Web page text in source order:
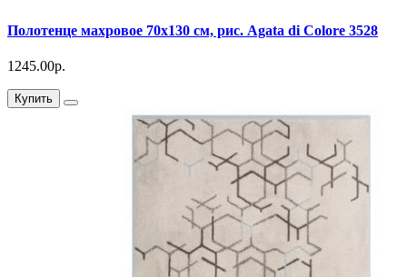
Полотенце махровое 70х130 см, рис. Agata di Colore 3528
1245.00р.
Купить